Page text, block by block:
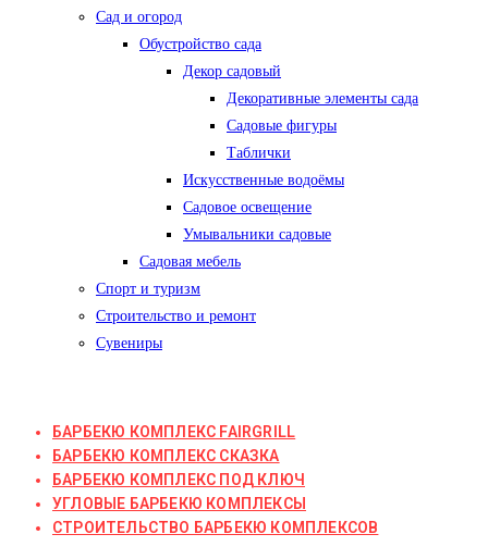
Сад и огород
Обустройство сада
Декор садовый
Декоративные элементы сада
Садовые фигуры
Таблички
Искусственные водоёмы
Садовое освещение
Умывальники садовые
Садовая мебель
Спорт и туризм
Строительство и ремонт
Сувениры
БАРБЕКЮ КОМПЛЕКС FAIRGRILL
БАРБЕКЮ КОМПЛЕКС СКАЗКА
БАРБЕКЮ КОМПЛЕКС ПОД КЛЮЧ
УГЛОВЫЕ БАРБЕКЮ КОМПЛЕКСЫ
СТРОИТЕЛЬСТВО БАРБЕКЮ КОМПЛЕКСОВ